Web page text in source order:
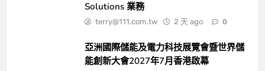
Solutions 業務
terry@111.com.tw 2 天 ago 0
亞洲國際儲能及電力科技展覽會暨世界儲
能創新大會2027年7月香港啟幕